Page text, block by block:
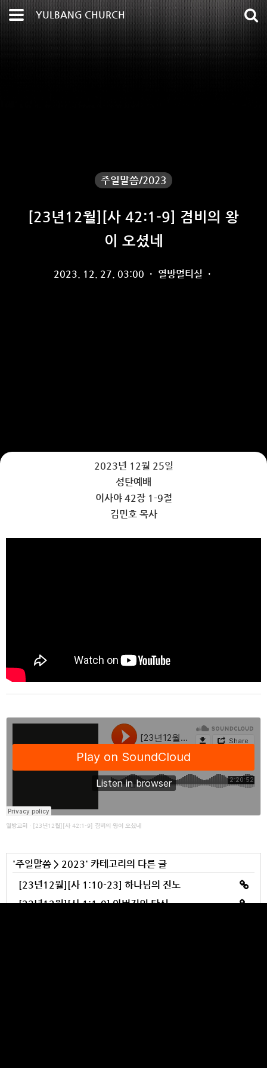
YULBANG CHURCH
주일말씀/2023
[23년12월][사 42:1-9] 겸비의 왕
이 오셨네
2023. 12. 27. 03:00 · 열방멀티실 ·
2023년 12월 25일
성탄예배
이사야 42장 1-9절
김민호 목사
열방교회 · [23년12월][사 42:1-9] 겸비의 왕이 오셨네
'주일말씀 > 2023' 카테고리의 다른 글
[23년12월][사 1:10-23] 하나님의 진노
[23년12월][사 1:1-9] 아버지의 탄식